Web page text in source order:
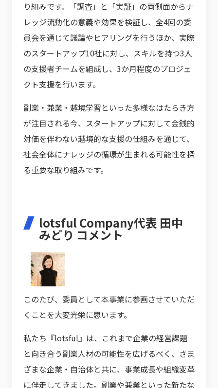
り組みです。「調査」と「実証」の両側面からナ
レッジ流動化の意義や効果を検証し、全4回の委
員会を通じて議論やヒアリングを行うほか、実際
のスタートアップ10社に対し、スキルを持つ3人
の支援者チームを組成し、3か月程度のプロジェ
クト支援を行います。
副業・兼業・越境学習といった多様なはたらき方
が注目される今、スタートアップに対して金銭的
対価を伴わない越境的な支援の仕組みを通じて、
社会全体にナレッジの循環が生まれる可能性を探
る重要な取り組みです。
lotsful Company代表 田中
みどり コメント
このたび、委員として本事業に参画させていただ
くことを大変光栄に思います。
私たち『lotsful』は、これまで企業の経営課題
と向き合う副業人材の可能性を広げるべく、さま
ざまな企業・自治体と共に、事業成長や組織変革
に伴走してきました。副業や兼業といった新たな